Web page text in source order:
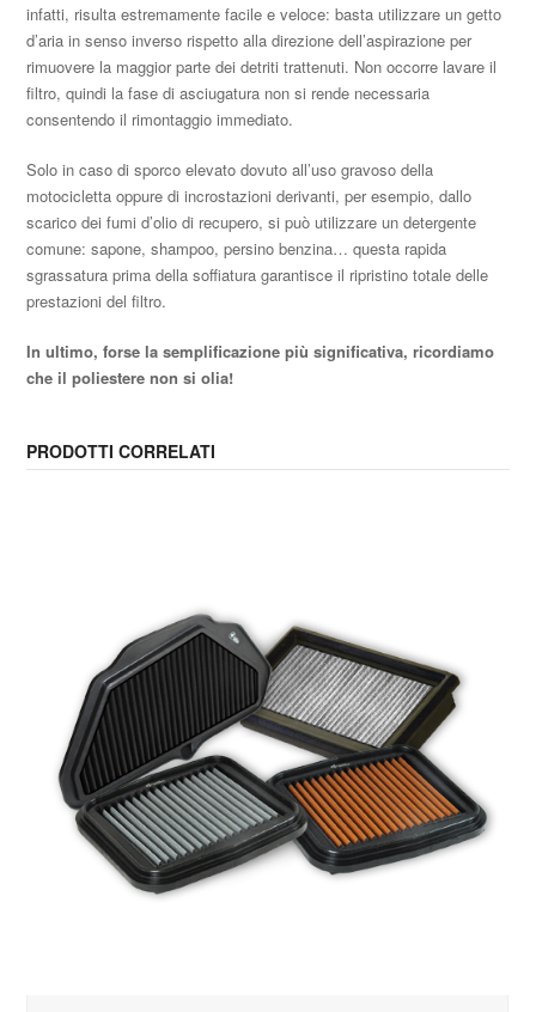
infatti, risulta estremamente facile e veloce: basta utilizzare un getto
d’aria in senso inverso rispetto alla direzione dell’aspirazione per
rimuovere la maggior parte dei detriti trattenuti. Non occorre lavare il
filtro, quindi la fase di asciugatura non si rende necessaria
consentendo il rimontaggio immediato.
Solo in caso di sporco elevato dovuto all’uso gravoso della
motocicletta oppure di incrostazioni derivanti, per esempio, dallo
scarico dei fumi d’olio di recupero, si può utilizzare un detergente
comune: sapone, shampoo, persino benzina… questa rapida
sgrassatura prima della soffiatura garantisce il ripristino totale delle
prestazioni del filtro.
In ultimo, forse la semplificazione più significativa, ricordiamo
che il poliestere non si olia!
PRODOTTI CORRELATI